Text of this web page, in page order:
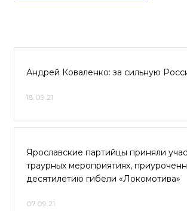
Андрей Коваленко: за сильную
18.09.21
Ярославские партийцы приняли
траурных мероприятиях,
десятилетию гибели «Локомотива»
07.09.21